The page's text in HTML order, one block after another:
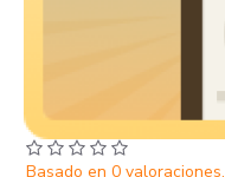
Basado en 0 valoraciones.